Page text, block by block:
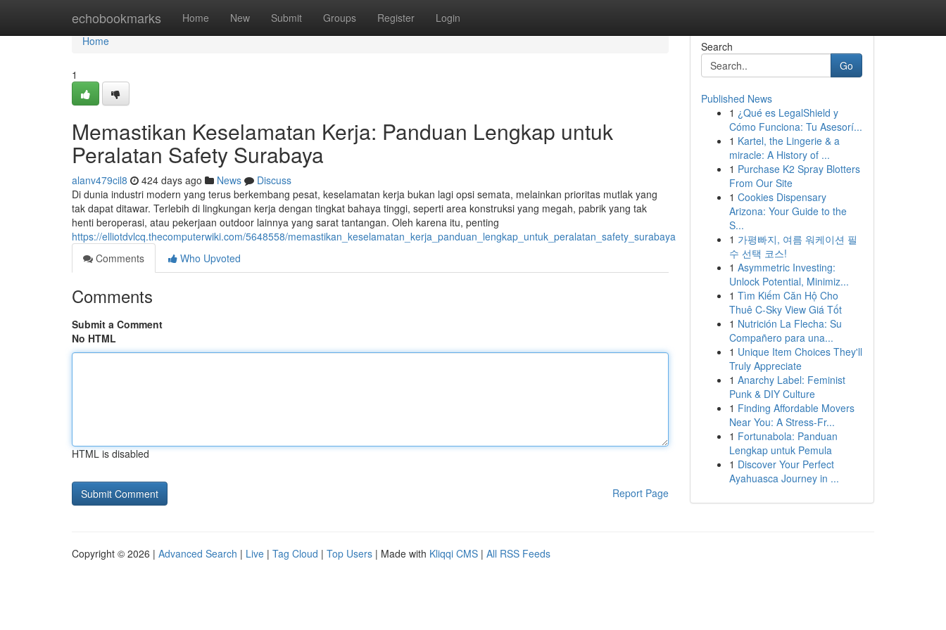
echobookmarks Home New Submit Groups Register Login
Home
Home
1
Memastikan Keselamatan Kerja: Panduan Lengkap untuk
Peralatan Safety Surabaya
alanv479cil8 424 days ago News
Discuss
Di dunia industri modern yang terus berkembang pesat, keselamatan kerja bukan lagi opsi semata, melainkan prioritas mutlak yang
tak dapat ditawar. Terlebih di lingkungan kerja dengan tingkat bahaya tinggi, seperti area konstruksi yang megah, pabrik yang tak
henti beroperasi, atau pekerjaan outdoor lainnya yang sarat tantangan. Oleh karena itu, penting
https://elliotdvlcq.thecomputerwiki.com/5648558/memastikan_keselamatan_kerja_panduan_lengkap_untuk_peralatan_safety_surabaya
Comments
Who Upvoted
Comments
Submit a Comment
No HTML
HTML is disabled
Report Page
Search
Go
Published News
1 ¿Qué es LegalShield y
Cómo Funciona: Tu Asesorí...
1 Kartel, the Lingerie & a
miracle: A History of ...
1 Purchase K2 Spray Blotters
From Our Site
1 Cookies Dispensary
Arizona: Your Guide to the
S...
1 가평빠지, 여름 워케이션 필
수 선택 코스!
1 Asymmetric Investing:
Unlock Potential, Minimiz...
1 Tìm Kiếm Căn Hộ Cho
Thuê C-Sky View Giá Tốt
1 Nutrición La Flecha: Su
Compañero para una...
1 Unique Item Choices They'll
Truly Appreciate
1 Anarchy Label: Feminist
Punk & DIY Culture
1 Finding Affordable Movers
Near You: A Stress-Fr...
1 Fortunabola: Panduan
Lengkap untuk Pemula
1 Discover Your Perfect
Ayahuasca Journey in ...
Copyright © 2026 | Advanced Search | Live | Tag Cloud | Top Users | Made with Kliqqi CMS | All RSS Feeds